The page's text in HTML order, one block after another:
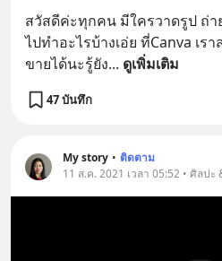
สวัสดีค่ะทุกคน มีใครวาดรูป ถ่า
ไปทำอะไรบ้างเอ่ย ที่Canva เร
ขายได้นะรู้ยัง... ดูเพิ่มเติม
47 บันทึก
My story • ติดตาม
11 ส.ค. 2021 เวลา 05:52 • ศิลป